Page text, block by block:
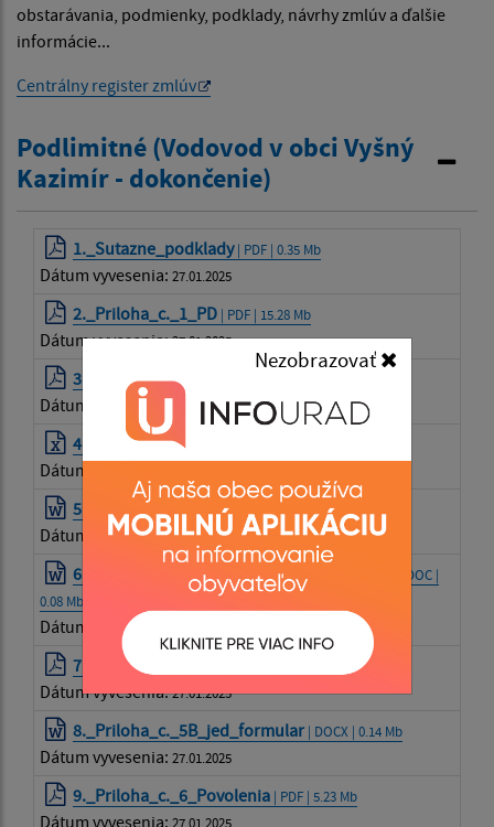
Nezobrazovať
obstarávania, podmienky, podklady, návrhy zmlúv a ďalšie
informácie...
Centrálny register zmlúv
Podlimitné (Vodovod v obci Vyšný
Kazimír - dokončenie)
1._Sutazne_podklady| PDF | 0.35 Mb
Dátum vyvesenia: 27.01.2025
2._Priloha_c._1_PD | PDF | 15.28 Mb
Dátum vyvesenia:27.01.2025
3._Priloha_c._2A__Vykaz_vymer
Dátum vyvesenia: 27.01.2025
4._Priloha_c._2B_Vykaz_vymer
Dátum vyvesenia:
5._Priloha_c._3_Navrh_ZoD | DOC | 0.16 Mb
Dátum vyvesenia:27.01.2025
6._Priloha_c._4_Navrh_na_plnenie_kriteria
| DOC |
0.08 Mb
Dátum vyvesenia:
7._Priloha_c._5A_jed_formular | PDF | 0.15 Mb
Dátum vyvesenia:27.01.2025
8._Priloha_c._5B_jed_formular | DOCX | 0.14 Mb
Dátum vyvesenia: 27.01.2025
9._Priloha_c._6_Povolenia | PDF | 5.23 Mb
Dátum vyvesenia: 27.01.2025